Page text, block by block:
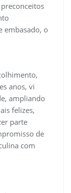
embasado, o
anos, vi
ampliando
felizes,
parte
de
com